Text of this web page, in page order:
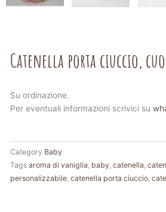
Catenella porta ciuccio,
Su ordinazione.
Per eventuali informazioni scrivici su
Category Baby
Tags aroma di vaniglia, baby, catenella,
personalizzabile, catenella porta ciuccio,